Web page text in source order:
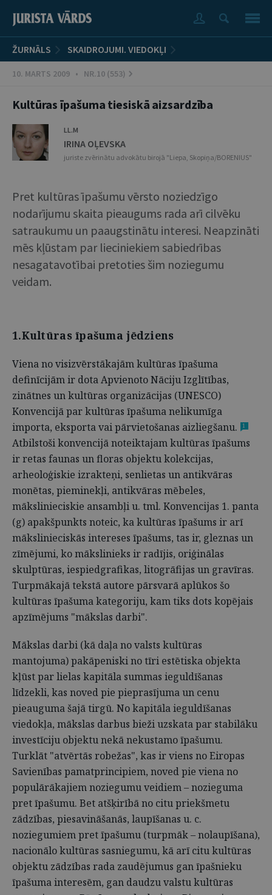
ŽURNĀLS SKAIDROJUMI. VIEDOKĻI
10. MARTS 2009 • NR.10 (553)
Kultūras īpašuma tiesiskā aizsardzība
LL.M
IRINA OĻEVSKA
juriste zvērinātu advokātu birojā "Liepa, Skopiņa/BORENIUS"
Pret kultūras īpašumu vērsto noziedzīgo
nodarījumu skaita pieaugums rada arī cilvēku
satraukumu un paaugstinātu interesi. Neapzināti
mēs kļūstam par lieciniekiem sabiedrības
nesagatavotībai pretoties šim noziegumu
veidam.
1.Kultūras īpašuma jēdziens
Viena no visizvērstākajām kultūras īpašuma
definīcijām ir dota Apvienoto Nāciju Izglītības,
zinātnes un kultūras organizācijas (UNESCO)
Konvencijā par kultūras īpašuma nelikumīga
importa, eksporta vai pārvietošanas aizliegšanu.
1
Atbilstoši konvencijā noteiktajam kultūras īpašums
ir retas faunas un floras objektu kolekcijas,
arheoloģiskie izrakteņi, senlietas un antikvāras
monētas, pieminekļi, antikvāras mēbeles,
mākslinieciskie ansambļi u. tml. Konvencijas 1. panta
(g) apakšpunkts noteic, ka kultūras īpašums ir arī
mākslinieciskās intereses īpašums, tas ir, gleznas un
zīmējumi, ko mākslinieks ir radījis, oriģinālas
skulptūras, iespiedgrafikas, litogrāfijas un gravīras.
Turpmākajā tekstā autore pārsvarā aplūkos šo
kultūras īpašuma kategoriju, kam tiks dots kopējais
apzīmējums "mākslas darbi".
Mākslas darbi (kā daļa no valsts kultūras
mantojuma) pakāpeniski no tīri estētiska objekta
kļūst par lielas kapitāla summas ieguldīšanas
līdzekli, kas noved pie pieprasījuma un cenu
pieauguma šajā tirgū. No kapitāla ieguldīšanas
viedokļa, mākslas darbus bieži uzskata par stabilāku
investīciju objektu nekā nekustamo īpašumu.
Turklāt "atvērtās robežas", kas ir viens no Eiropas
Savienības pamatprincipiem, noved pie viena no
populārākajiem noziegumu veidiem – nozieguma
pret īpašumu. Bet atšķirībā no citu priekšmetu
zādzības, piesavināšanās, laupīšanas u. c.
noziegumiem pret īpašumu (turpmāk – nolaupīšana),
nacionālo kultūras sasniegumu, kā arī citu kultūras
objektu zādzības rada zaudējumus gan īpašnieku
īpašuma interesēm, gan daudzu valstu kultūras